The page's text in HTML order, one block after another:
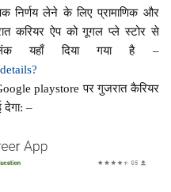
निर्णय लेने के लिए प्रामाणिक और
करियर ऐप को गूगल प्ले स्टोर से
यहाँ दिया गया है –
playstore पर गुजरात कैरियर
देगा: –